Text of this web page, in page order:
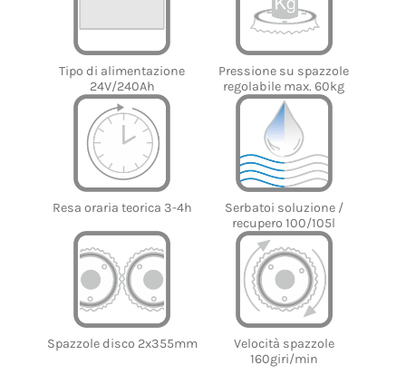
Tipo di alimentazione
24V/240Ah
Pressione su spazzole
regolabile max. 60kg
Resa oraria teorica 3-4h
Serbatoi soluzione /
recupero 100/105l
Spazzole disco 2x355mm
Velocità spazzole
160giri/min